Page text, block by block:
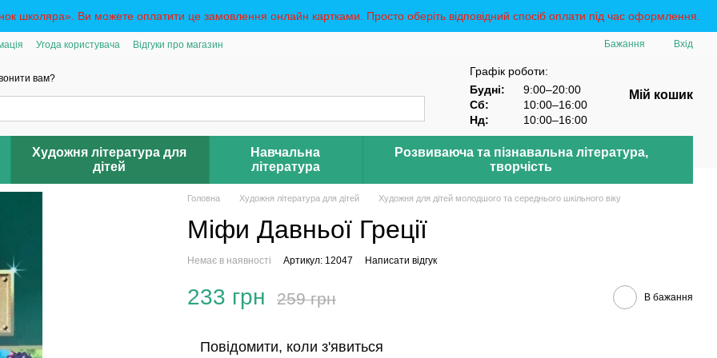
школяра». Ви можете оплатити це замовлення онлайн картками. Просто оберіть відповідний спосіб оплати під час оформлення.
Угода користувача Відгуки про магазин Бажання Вхід
вам?
Графік роботи:
Будні:
9:00–20:00
Сб:
10:00–16:00
Нд:
10:00–16:00
Мій кошик
Художня література для
дітей
Навчальна
література
Розвиваюча та пізнавальна література,
творчість
Головна Художня література для дітей Художня для дітей молодшого та середнього шкільного віку
Міфи Давньої Греції
Немає в наявності Артикул: 12047 Написати відгук
233 грн 259 грн В бажання
Повідомити, коли з'явиться